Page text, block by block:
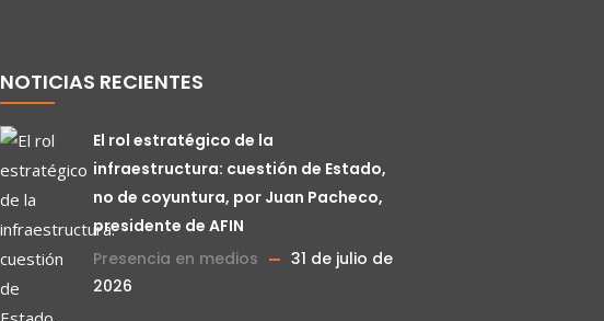
NOTICIAS RECIENTES
El rol estratégico de la
infraestructura: cuestión de Estado,
no de coyuntura, por Juan Pacheco,
presidente de AFIN
Presencia en medios
31 de julio de
2026